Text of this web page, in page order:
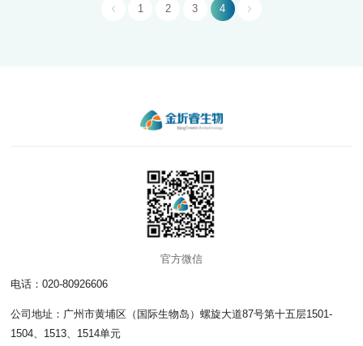
1 2 3 4
电话：020-80926606
公司地址：广州市黄埔区（国际生物岛）螺旋大道87号第十五层1501-
1504、1513、1514单元
官方微信